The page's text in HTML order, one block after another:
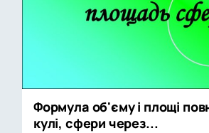
Формула об'єму і площі
кулі, сфери через...